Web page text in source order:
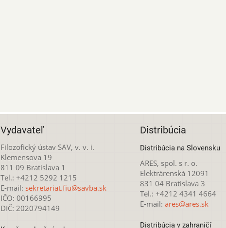
Vydavateľ
Filozofický ústav SAV, v. v. i.
Klemensova 19
811 09 Bratislava 1
Tel.: +4212 5292 1215
E-mail: sekretariat.fiu@savba.sk
IČO: 00166995
DIČ: 2020794149
Distribúcia
Distribúcia na Slovensku
ARES, spol. s r. o.
Elektrárenská 12091
831 04 Bratislava 3
Tel.: +4212 4341 4664
E-mail: ares@ares.sk
Distribúcia v zahraničí